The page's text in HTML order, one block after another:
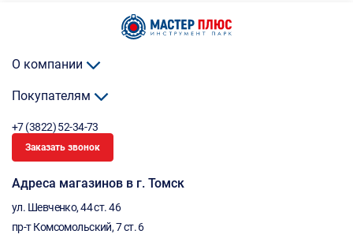
О компании
Покупателям
+7 (3822) 52-34-73
Заказать звонок
Адреса магазинов в г. Томск
ул. Шевченко, 44 ст. 46
пр-т Комсомольский, 7 ст. 6